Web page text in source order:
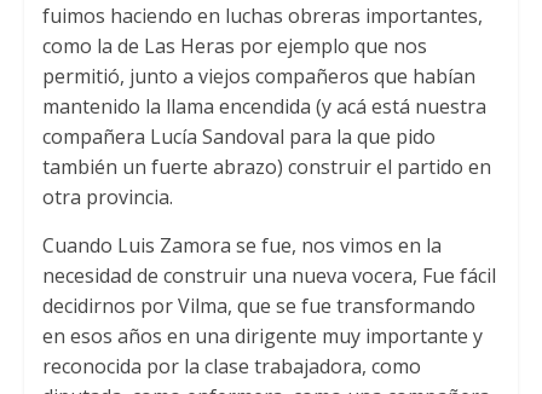
fuimos haciendo en luchas obreras importantes,
como la de Las Heras por ejemplo que nos
permitió, junto a viejos compañeros que habían
mantenido la llama encendida (y acá está nuestra
compañera Lucía Sandoval para la que pido
también un fuerte abrazo) construir el partido en
otra provincia.
Cuando Luis Zamora se fue, nos vimos en la
necesidad de construir una nueva vocera, Fue fácil
decidirnos por Vilma, que se fue transformando
en esos años en una dirigente muy importante y
reconocida por la clase trabajadora, como